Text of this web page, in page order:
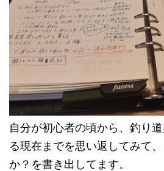
自分が初心者の頃から、釣り
る現在までを思い返してみて
か？を書き出してます。